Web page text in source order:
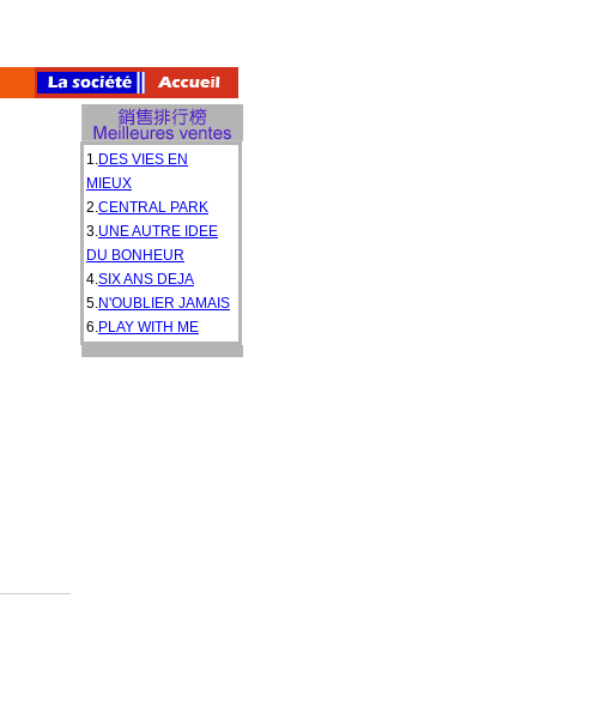
1.DES VIES EN
MIEUX
2.CENTRAL PARK
3.UNE AUTRE IDEE
DU BONHEUR
4.SIX ANS DEJA
5.N'OUBLIER JAMAIS
6.PLAY WITH ME